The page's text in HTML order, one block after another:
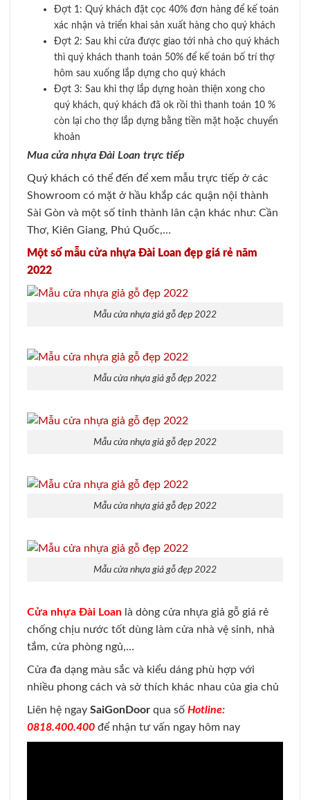
Đợt 1: Quý khách đặt cọc 40% đơn hàng để kế toán
xác nhận và triển khai sản xuất hàng cho quý khách
Đợt 2: Sau khi cửa được giao tới nhà cho quý khách
thì quý khách thanh toán 50% để kế toán bố trí thợ
hôm sau xuống lắp dựng cho quý khách
Đợt 3: Sau khi thợ lắp dựng hoàn thiện xong cho
quý khách, quý khách đã ok rồi thì thanh toán 10 %
còn lại cho thợ lắp dựng bằng tiền mặt hoặc chuyển
khoản
Mua cửa nhựa Đài Loan trực tiếp
Quý khách có thể đến để xem mẫu trực tiếp ở các
Showroom có mặt ở hầu khắp các quận nội thành
Sài Gòn và một số tỉnh thành lân cận khác như: Cần
Thơ, Kiên Giang, Phú Quốc,…
Một số mẫu cửa nhựa Đài Loan đẹp giá rẻ năm
2022
Mẫu cửa nhựa giả gỗ đẹp 2022
Mẫu cửa nhựa giả gỗ đẹp 2022
Mẫu cửa nhựa giả gỗ đẹp 2022
Mẫu cửa nhựa giả gỗ đẹp 2022
Mẫu cửa nhựa giả gỗ đẹp 2022
Cửa nhựa Đài Loan là dòng cửa nhựa giả gỗ giá rẻ
chống chịu nước tốt dùng làm cửa nhà vệ sinh, nhà
tắm, cửa phòng ngủ,…
Cửa đa dạng màu sắc và kiểu dáng phù hợp với
nhiều phong cách và sở thích khác nhau của gia chủ
Liên hệ ngay SaiGonDoor qua số Hotline:
0818.400.400 để nhận tư vấn ngay hôm nay